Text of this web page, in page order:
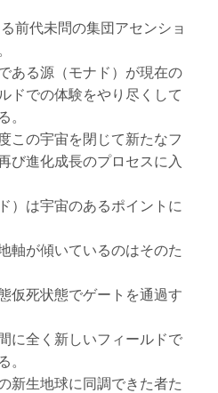
前代未問の集団アセンショ
ある源（モナド）が現在の
ドでの体験をやり尽くして
。
この宇宙を閉じて新たなフ
び進化成長のプロセスに入
）は宇宙のあるポイントに
軸が傾いているのはそのた
仮死状態でゲートを通過す
に全く新しいフィールドで
。
新生地球に同調できた者た